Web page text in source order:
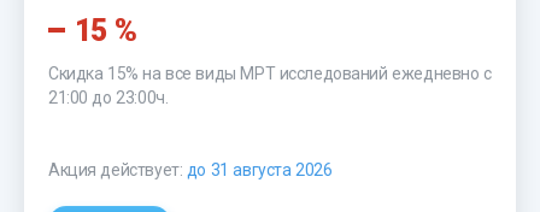
15 %
Скидка 15% на все виды МРТ исследований ежедневно с
21:00 до 23:00ч.
Акция действует: до 31 августа 2026